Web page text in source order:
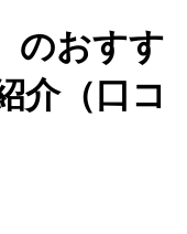
のおすす
介（口コ